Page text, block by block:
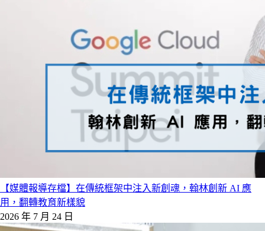
【媒體報導存檔】在傳統框架中注入新創魂，翰林創新 AI 應
用，翻轉教育新樣貌
2026 年 7 月 24 日